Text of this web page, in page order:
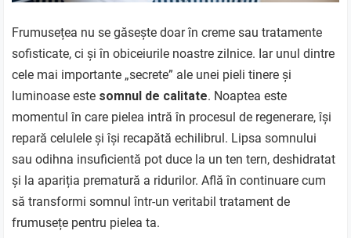
Frumusețea nu se găsește doar în creme sau tratamente
sofisticate, ci și în obiceiurile noastre zilnice. Iar unul dintre
cele mai importante „secrete” ale unei pieli tinere și
luminoase este somnul de calitate. Noaptea este
momentul în care pielea intră în procesul de regenerare, își
repară celulele și își recapătă echilibrul. Lipsa somnului
sau odihna insuficientă pot duce la un ten tern, deshidratat
și la apariția prematură a ridurilor. Află în continuare cum
să transformi somnul într-un veritabil tratament de
frumusețe pentru pielea ta.